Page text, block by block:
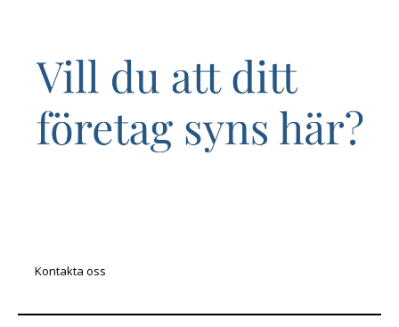
Kontakta oss